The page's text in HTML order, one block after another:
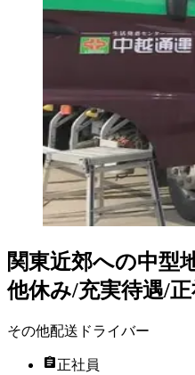
関東近郊への中型
他休み/充実待遇/正
その他配送ドライバー
正社員